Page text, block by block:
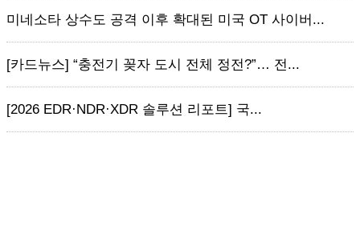
미네소타 상수도 공격 이후 확대된 미국 OT 사이버...
[카드뉴스] “충전기 꽂자 도시 전체 정전?”… 전...
[2026 EDR·NDR·XDR 솔루션 리포트] 국...